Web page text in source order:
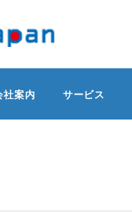
社案内 サービス